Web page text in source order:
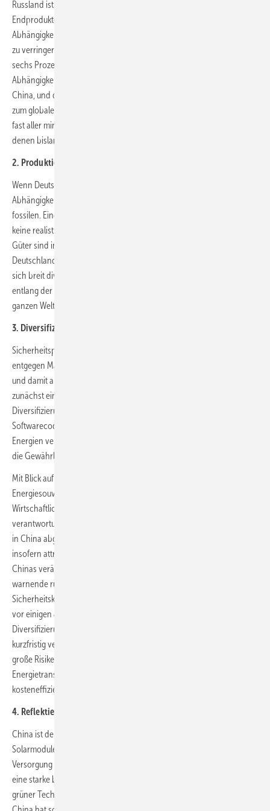
Russland ist: die Produktion von Rohstoffen und grünen
Endprodukten muss diversifiziert werden. Es gilt, übermäßige
Abhängigkeiten, die geopolitisch instrumentalisiert werden könnten,
zu verringern. Die Europäische Kommission schätzt, dass bei etwa
sechs Prozent der Außenhandelsströme der EU strategische
Abhängigkeiten bestehen. Die Hälfte dieser sechs Prozent entfällt auf
China, und das Energiesystem ist ein wichtiger Teil davon. China ist
zum globalen Zentrum der Verarbeitung nicht nur kritischer, sondern
fast aller mineralischen und metallischen Rohstoffe avanciert, zu
denen bislang keine gleichwertigen Alternativen existieren.
2. Produktionsverlagerung nach Innen – wenn möglich
Wenn Deutschland einen strategischen Ansatz verfolgt, kann es
Abhängigkeiten bei erneuerbaren Energien besser managen als bei
fossilen. Eine vollständige Produktionsverlagerung ins Inland ist dabei
keine realistische Lösung. Die Produktionskosten für viele erneuerbare
Güter sind in Europa höher als in anderen Teilen der Welt.
Deutschland sollte aber eigene strategische Kapazitäten aufbauen,
sich breit diversifizieren, Abhängigkeiten von wenigen Produzenten
entlang der gesamten Lieferkette vermeiden und Produkte aus der
ganzen Welt beziehen.
3. Diversifizierung von Lieferketten
Sicherheitspolitisch und auch ökonomisch bringt die Diversifizierung
entgegen Markttendenzen mittelfristig mehr Versorgungssicherheit
und damit auch geringere risikoangepasste Kosten, auch wenn sie
zunächst eine Verteuerung der Energiewende bedeutet. Neben der
Diversifizierung von Lieferketten sind Sicherheitskontrollen bei den
Softwarecodes, die in vielen Systemen zur Erzeugung erneuerbarer
Energien verwendet werden, ebenfalls von zentraler Bedeutung für
die Gewährleistung von Energiesicherheit.
Mit Blick auf das strategische Leitziel größtmöglicher
Energiesouveränität gilt es, die Grundspannung zwischen
Wirtschaftlichkeit einerseits und Sicherheit andererseits
verantwortungsvoll auszugestalten. Chinesische Solarpanels und die
in China abgebauten Rohstoffe sind weltweit preisgünstig und
insofern attraktiv für die schnelle Umsetzung der Energiewende. Doch
Chinas veränderte geopolitische Ambitionen – wie auch das
warnende russische Beispiel – machen deutlich, dass
Sicherheitskriterien heute stärker gewichtet werden müssen als noch
vor einigen Jahren. Eine staatlich geforderte und geförderte
Diversifizierung könnte den Ausbau erneuerbarer Energien zwar
kurzfristig verlangsamen und verteuern, doch sie ist notwendig, um
große Risiken zu reduzieren. Mittelfristig aber wird sie die
Energietransformation durch mehr Sicherheit resilienter und
kosteneffizienter machen.
4. Reflektierter Umgang mit China
China ist der weltweit größte Hersteller, Exporteur und Installateur von
Solarmodulen, Windturbinen und Elektrofahrzeugen. Es nimmt bei der
Versorgung mit nahezu allen Rohmaterialien für saubere Energien
eine starke bis beherrschende Stellung ein. In einem breiten Spektrum
grüner Technologien ist China bereits heute eine globale Supermacht.